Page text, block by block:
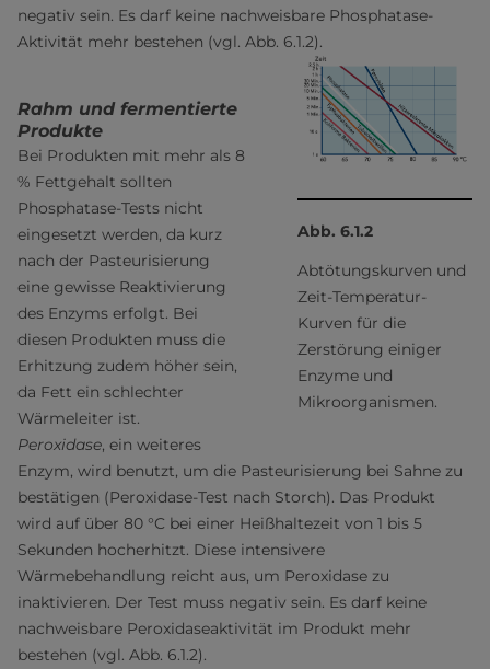
negativ sein. Es darf keine nachweisbare Phosphatase-
Aktivität mehr bestehen (vgl. Abb. 6.1.2).
Abb. 6.1.2
Abtötungskurven und
Zeit-Temperatur-
Kurven für die
Zerstörung einiger
Enzyme und
Mikroorganismen.
Rahm und fermentierte
Produkte
Bei Produkten mit mehr als 8
% Fettgehalt sollten
Phosphatase-Tests nicht
eingesetzt werden, da kurz
nach der Pasteurisierung
eine gewisse Reaktivierung
des Enzyms erfolgt. Bei
diesen Produkten muss die
Erhitzung zudem höher sein,
da Fett ein schlechter
Wärmeleiter ist.
Peroxidase, ein weiteres
Enzym, wird benutzt, um die Pasteurisierung bei Sahne zu
bestätigen (Peroxidase-Test nach Storch). Das Produkt
wird auf über 80 °C bei einer Heißhaltezeit von 1 bis 5
Sekunden hocherhitzt. Diese intensivere
Wärmebehandlung reicht aus, um Peroxidase zu
inaktivieren. Der Test muss negativ sein. Es darf keine
nachweisbare Peroxidaseaktivität im Produkt mehr
bestehen (vgl. Abb. 6.1.2).